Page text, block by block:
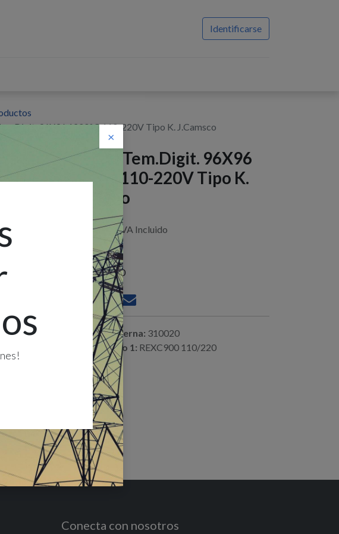
Identificarse
×
96X96 1200°C 110-220V Tipo K. J.Camsco
Control Tem.Digit. 96X96
1200°C 110-220V Tipo K.
J.Camsco
47,06 IVA Incluido
Existencias : 3.0
Referencia interna: 310020
Código alterno 1: REXC900 110/220
Conecta con nosotros